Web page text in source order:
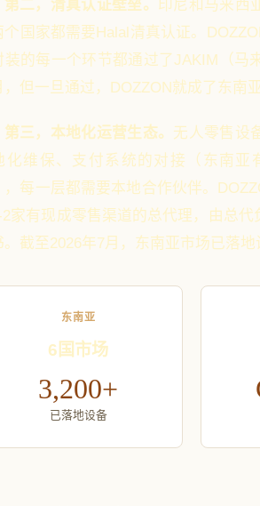
第二，清真认证壁垒。 印尼和马来西
个国家都需要Halal清真认证。
装的每一个环节都通过了JAKIM（马
，但一旦通过，DOZZON就成了东南
第三，本地化运营生态。 无人零售设
化维保、支付系统的对接（东南亚
，每一层都需要本地合作伙伴。
2家有现成零售渠道的总代理，由总
。截至2026年7月，东南亚市场已落
东南亚
6国市场
3,200+
已落地设备